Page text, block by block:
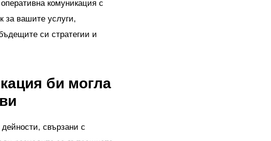
комуникация с
за вашите услуги,
си стратегии и
би могла
свързани с